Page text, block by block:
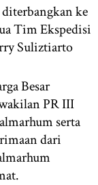
diterbangkan ke
Tim Ekspedisi
Suliztiarto
Besar
PR III
serta
dari